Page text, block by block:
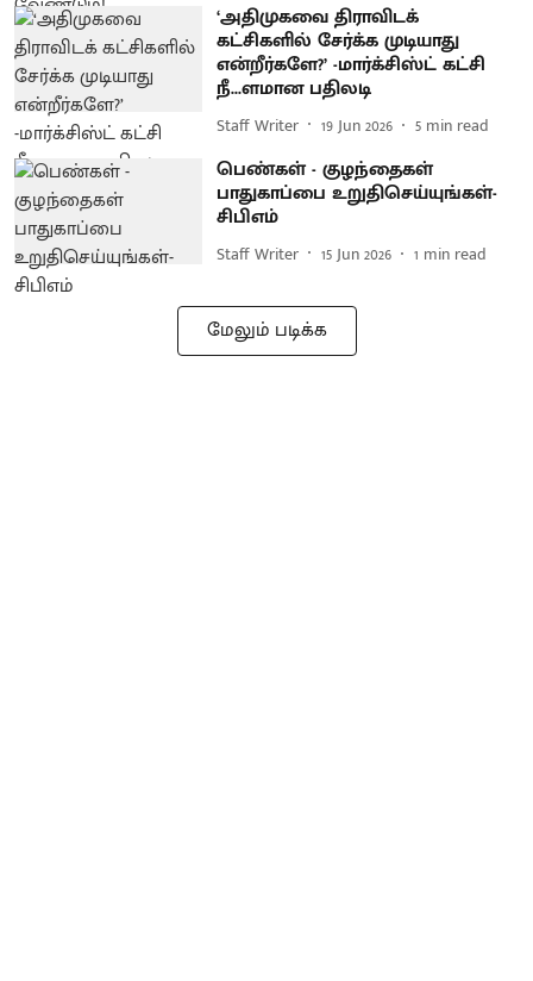
‘அதிமுகவை திராவிடக்
கட்சிகளில் சேர்க்க முடியாது
என்றீர்களே?’ -மார்க்சிஸ்ட் கட்சி
நீ...ளமான பதிலடி
Staff Writer 19 Jun 2026 5 min read
பெண்கள் - குழந்தைகள்
பாதுகாப்பை உறுதிசெய்யுங்கள்-
சிபிஎம்
Staff Writer 15 Jun 2026 1 min read
மேலும் படிக்க